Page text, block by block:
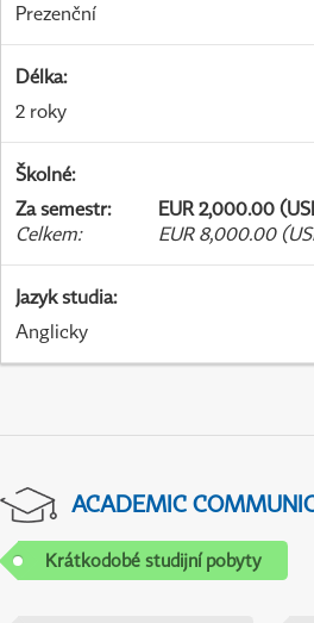
Prezenční
Délka:
2 roky
Školné:
Za semestr:
EUR 2,000.00
Celkem: EUR 8,000.00
Jazyk studia:
Anglicky
ACADEMIC
Krátkodobé studijní pobyty